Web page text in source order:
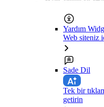
Yardım
Web siteniz
Sade Dil
Tek bir
getirin